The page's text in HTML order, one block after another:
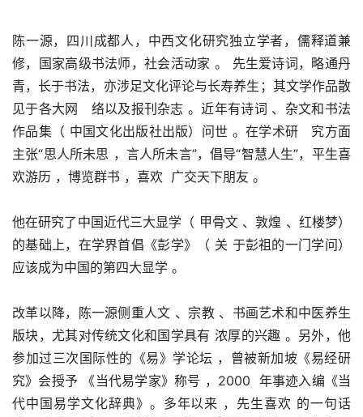
陈一源，四川成都人，中西文化研究独立学者，儒释道兼
修，国家高级书法师，社会活动家 。 先生爱诗词，略通丹
青，长于书法，亦涉足文化评论与长寿养生；其文学作品散
见于各大网   络以及报刊杂志 。近年有诗词 、杂文和书法
作品集（ 中国文化出版社出版）问世 。在学术研   究方面
主张“思人所未思 ，言人所未言”，倡导“智慧人生”，平生喜
欢游历 ，博览群书 ，喜欢  广交天下朋友 。
他在研究了中国近代三大显学（ 甲骨文 、敦煌 、红楼梦）
的基础上，在学界首倡《彭学》（ 关 于彭祖的一门学问）
应该成为中国的第四大显学 。
改革以降，陈一源侧重人文 、宗教 、书画艺术和中医养生
版块，尤其对传统文化和国学具有 浓厚的兴趣 。另外，他
参加过三次国际性的《易》学论坛 ，曾被新加坡《易经研
究》会授予 《当代易学家》称号 ，2000  年事迹入编《当
代中国易学文化辞典》。多年以来 ，先生喜欢 的一句话